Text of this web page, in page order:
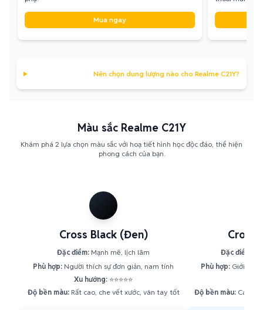
Mua ngay
Nên chọn dung lượng nào cho Realme C21Y?
Màu sắc Realme C21Y
Khám phá 2 lựa chọn màu sắc với hoạ tiết hình học độc đáo, thể hiện
phong cách của bạn.
Cross Black (Đen)
Đặc điểm: Mạnh mẽ, lịch lãm
Phù hợp: Người thích sự đơn giản, nam tính
Xu hướng: ⭐⭐⭐⭐⭐
Độ bền màu:Rất cao, che vết xước, vân tay tốt
Cross
Đặc điểm:
Phù hợp: Giới trẻ,
Độ bền màu: Cao,